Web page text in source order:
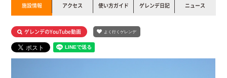
施設情報 アクセス 使い方ガイド ゲレンデ日記 ニュース
ゲレンデのYouTube動画 よく行くゲレンデ